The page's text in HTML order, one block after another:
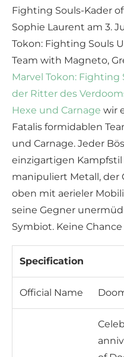
Fighting Souls-Kader
Sophie Laurent am 3.
Tokon: Fighting Souls
Team with Magneto,
Marvel Tokon: Fighting
der Ritter des
Hexe und Carnage wir
Fatalis formidablen
und Carnage. Jeder
einzigartigen Kampfstil
manipuliert Metall, der
oben mit aerieler
seine Gegner
Symbiot. Keine
Specification
Official Name